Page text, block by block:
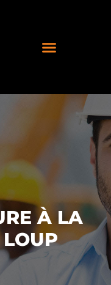
À LA
LOUP